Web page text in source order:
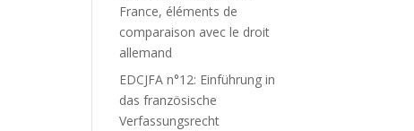
France, éléments de
comparaison avec le droit
allemand
EDCJFA n°12: Einführung in
das französische
Verfassungsrecht